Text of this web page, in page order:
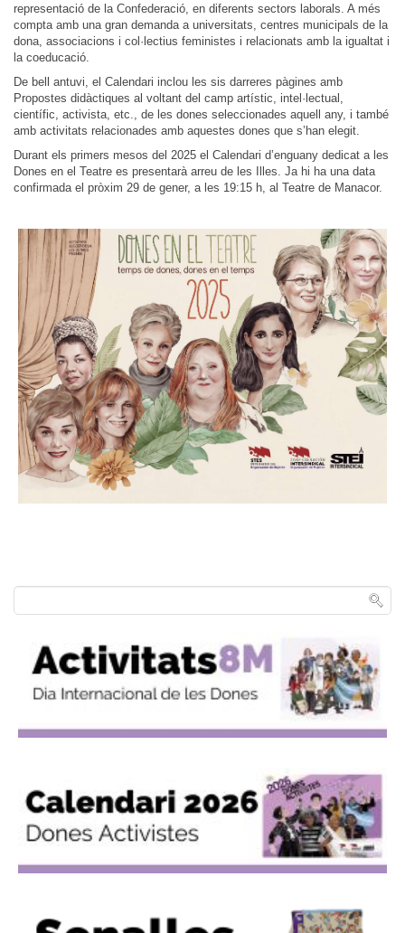
representació de la Confederació, en diferents sectors laborals. A més
compta amb una gran demanda a universitats, centres municipals de la
dona, associacions i col·lectius feministes i relacionats amb la igualtat i
la coeducació.
De bell antuvi, el Calendari inclou les sis darreres pàgines amb
Propostes didàctiques al voltant del camp artístic, intel·lectual,
científic, activista, etc., de les dones seleccionades aquell any, i també
amb activitats relacionades amb aquestes dones que s’han elegit.
Durant els primers mesos del 2025 el Calendari d’enguany dedicat a les
Dones en el Teatre es presentarà arreu de les Illes. Ja hi ha una data
confirmada el pròxim 29 de gener, a les 19:15 h, al Teatre de Manacor.